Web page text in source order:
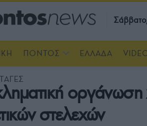
ΠΟΝΤΟΣ ΕΛΛΑΔΑ
οργάνωση
στελεχών